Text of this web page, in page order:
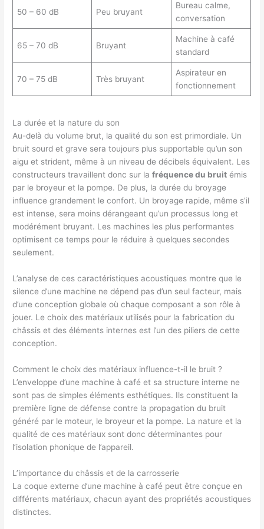
50 – 60 dB Peu bruyant
Bureau calme,
conversation
65 – 70 dB Bruyant
Machine à café
standard
70 – 75 dB Très bruyant
Aspirateur en
fonctionnement
La durée et la nature du son
Au-delà du volume brut, la qualité du son est primordiale. Un
bruit sourd et grave sera toujours plus supportable qu’un son
aigu et strident, même à un niveau de décibels équivalent. Les
constructeurs travaillent donc sur lafréquence du bruit émis
par le broyeur et la pompe. De plus, la durée du broyage
influence grandement le confort. Un broyage rapide, même s’il
est intense, sera moins dérangeant qu’un processus long et
modérément bruyant. Les machines les plus performantes
optimisent ce temps pour le réduire à quelques secondes
seulement.
L’analyse de ces caractéristiques acoustiques montre que le
silence d’une machine ne dépend pas d’un seul facteur, mais
d’une conception globale où chaque composant a son rôle à
jouer. Le choix des matériaux utilisés pour la fabrication du
châssis et des éléments internes est l’un des piliers de cette
conception.
Comment le choix des matériaux influence-t-il le bruit ?
L’enveloppe d’une machine à café et sa structure interne ne
sont pas de simples éléments esthétiques. Ils constituent la
première ligne de défense contre la propagation du bruit
généré par le moteur, le broyeur et la pompe. La nature et la
qualité de ces matériaux sont donc déterminantes pour
l’isolation phonique de l’appareil.
L’importance du châssis et de la carrosserie
La coque externe d’une machine à café peut être conçue en
différents matériaux, chacun ayant des propriétés acoustiques
distinctes.